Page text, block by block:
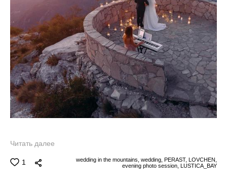
Читать далее
1 wedding in the mountains, wedding, PERAST, LOVCHEN,
evening photo session, LUSTICA_BAY